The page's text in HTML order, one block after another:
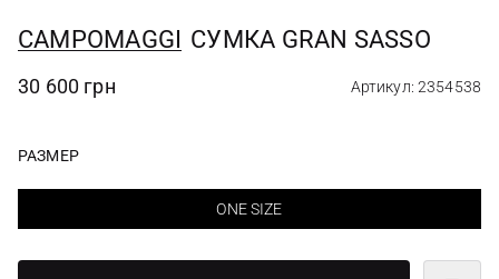
CAMPOMAGGI СУМКА GRAN SASSO
30 600 грн Артикул: 2354538
РАЗМЕР
ONE SIZE